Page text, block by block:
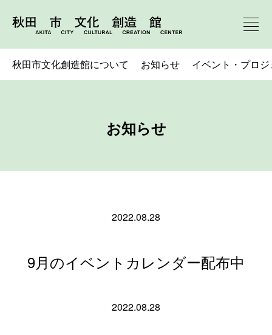
秋田市文化創造館について お知らせ イベント・プロ
お知らせ
2022.08.28
9月のイベントカレンダー配布中
2022.08.28